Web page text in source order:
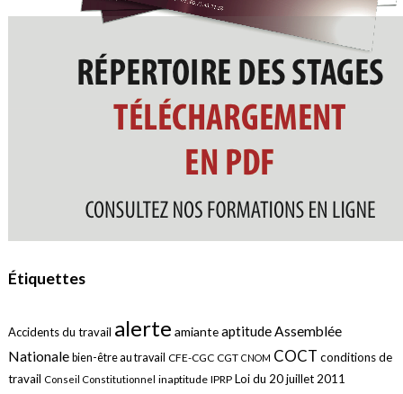
Étiquettes
Accidents du travail alerte amianteaptitude Assemblée
Nationale bien-être au travail CFE-CGC CGT CNOM COCT conditions de
travail Conseil Constitutionnel inaptitude IPRP Loi du 20 juillet 2011